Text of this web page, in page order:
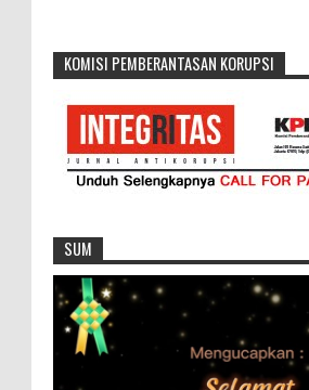
KOMISI PEMBERANTASAN KORUPSI
SUM